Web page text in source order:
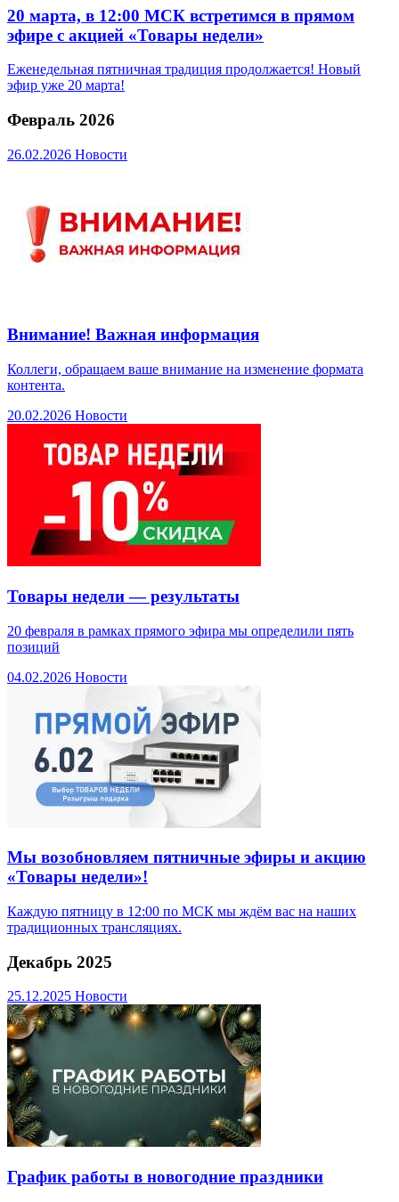
20 марта, в 12:00 МСК встретимся в прямом
эфире с акцией «Товары недели»
Еженедельная пятничная традиция продолжается! Новый
эфир уже 20 марта!
Февраль 2026
26.02.2026 Новости
Внимание! Важная информация
Коллеги, обращаем ваше внимание на изменение формата
контента.
20.02.2026 Новости
Товары недели — результаты
20 февраля в рамках прямого эфира мы определили пять
позиций
04.02.2026 Новости
Мы возобновляем пятничные эфиры и акцию
«Товары недели»!
Каждую пятницу в 12:00 по МСК мы ждём вас на наших
традиционных трансляциях.
Декабрь 2025
25.12.2025 Новости
График работы в новогодние праздники